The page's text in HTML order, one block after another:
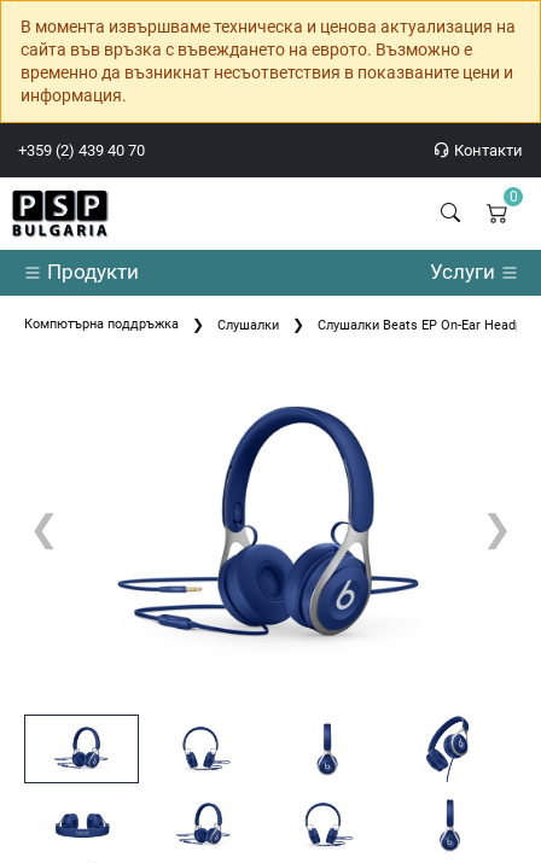
В момента извършваме техническа и ценова актуализация на
сайта във връзка с въвеждането на еврото. Възможно е
временно да възникнат несъответствия в показваните цени и
информация.
+359 (2) 439 40 70 Контакти
0
Продукти Услуги
Компютърна поддръжка Слушалки Слушалки Beats EP On-Ear
❮ ❯